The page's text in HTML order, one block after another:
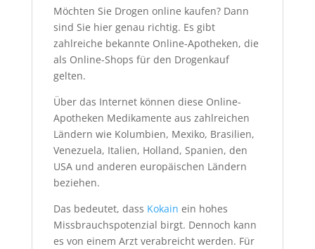
Möchten Sie Drogen online kaufen? Dann
sind Sie hier genau richtig. Es gibt
zahlreiche bekannte Online-Apotheken, die
als Online-Shops für den Drogenkauf
gelten.
Über das Internet können diese Online-
Apotheken Medikamente aus zahlreichen
Ländern wie Kolumbien, Mexiko, Brasilien,
Venezuela, Italien, Holland, Spanien, den
USA und anderen europäischen Ländern
beziehen.
Das bedeutet, dass Kokain ein hohes
Missbrauchspotenzial birgt. Dennoch kann
es von einem Arzt verabreicht werden. Für